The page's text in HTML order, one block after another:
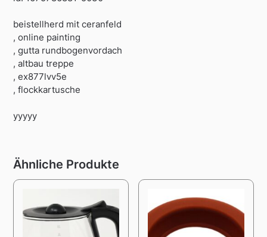
beistellherd mit ceranfeld
, online painting
, gutta rundbogenvordach
, altbau treppe
, ex877lvv5e
, flockkartusche
yyyyy
Ähnliche Produkte